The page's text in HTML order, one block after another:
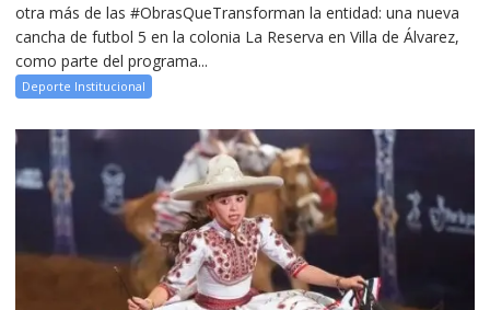
otra más de las #ObrasQueTransforman la entidad: una nueva
cancha de futbol 5 en la colonia La Reserva en Villa de Álvarez,
como parte del programa...
Deporte Institucional